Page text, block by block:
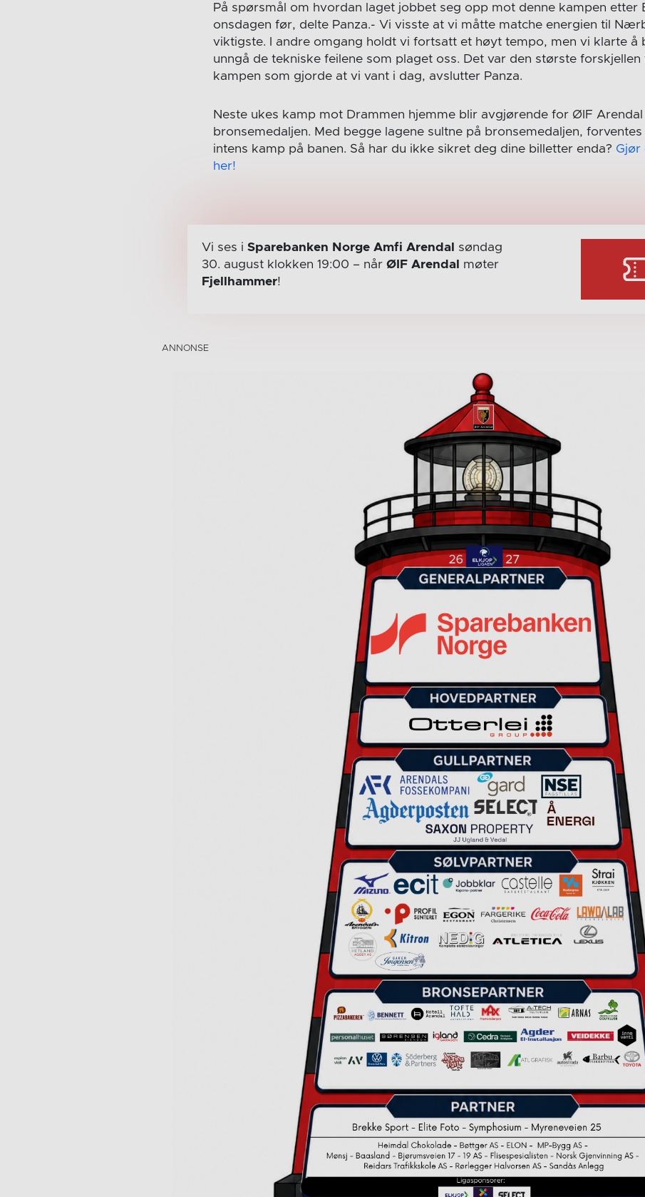
På spørsmål om hvordan laget jobbet seg opp mot denne kampen etter
onsdagen før, delte Panza.- Vi visste at vi måtte matche energien til
viktigste. I andre omgang holdt vi fortsatt et høyt tempo, men vi klarte å
unngå de tekniske feilene som plaget oss. Det var den største forskjellen
kampen som gjorde at vi vant i dag, avslutter Panza.
Neste ukes kamp mot Drammen hjemme blir avgjørende for ØIF
bronsemedaljen. Med begge lagene sultne på bronsemedaljen,
intens kamp på banen. Så har du ikke sikret deg dine billetter enda? Gjør
her!
Vi ses i Sparebanken Norge Amfi Arendal
søndag
30. august klokken 19:00 – når ØIF Arendal
møter
Fjellhammer!